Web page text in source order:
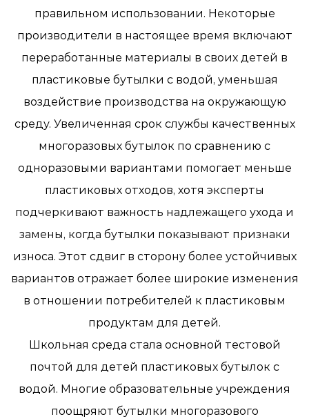
правильном использовании. Некоторые
производители в настоящее время включают
переработанные материалы в своих детей в
пластиковые бутылки с водой, уменьшая
воздействие производства на окружающую
среду. Увеличенная срок службы качественных
многоразовых бутылок по сравнению с
одноразовыми вариантами помогает меньше
пластиковых отходов, хотя эксперты
подчеркивают важность надлежащего ухода и
замены, когда бутылки показывают признаки
износа. Этот сдвиг в сторону более устойчивых
вариантов отражает более широкие изменения
в отношении потребителей к пластиковым
продуктам для детей.
Школьная среда стала основной тестовой
почтой для детей пластиковых бутылок с
водой. Многие образовательные учреждения
поощряют бутылки многоразового